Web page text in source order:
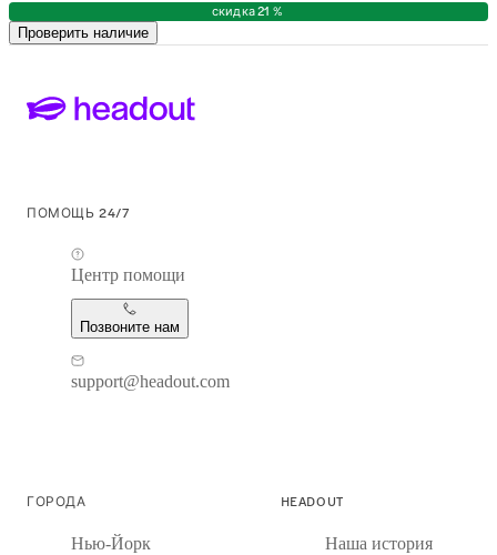
скидка 21 %
Проверить наличие
ПОМОЩЬ 24/7
Центр помощи
Позвоните нам
support@headout.com
ГОРОДА
Нью-Йорк
HEADOUT
Наша история